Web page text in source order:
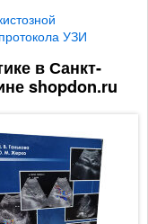
УЗИ
в Санкт-
shopdon.ru